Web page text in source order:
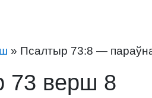
» Псалтыр 73:8 —
73 верш 8